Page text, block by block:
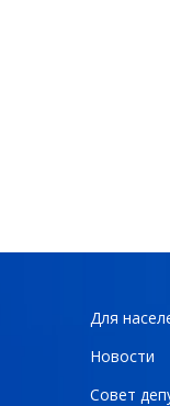
Для
Новости
Совет